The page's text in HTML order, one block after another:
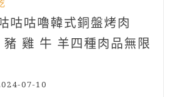
咕咕嚕韓式銅盤烤肉
雞 牛 羊四種肉品無限
07-10